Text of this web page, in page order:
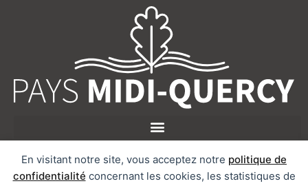
En visitant notre site, vous acceptez notre politique de
confidentialité concernant les cookies, les statistiques de
Suivez nous